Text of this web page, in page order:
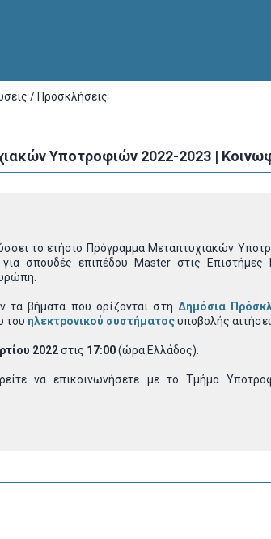
/ Προσκλήσεις
Υποτροφιών 2022-2023 |
το ετήσιο Πρόγραμμα Μεταπτυχιακών
σπουδές επιπέδου Master στις
τα βήματα που ορίζονται στη Δημόσια
του ηλεκτρονικού συστήματοςυποβολής
2022στις 17:00(ώρα Ελλάδος).
να επικοινωνήσετε με το Τμήμα